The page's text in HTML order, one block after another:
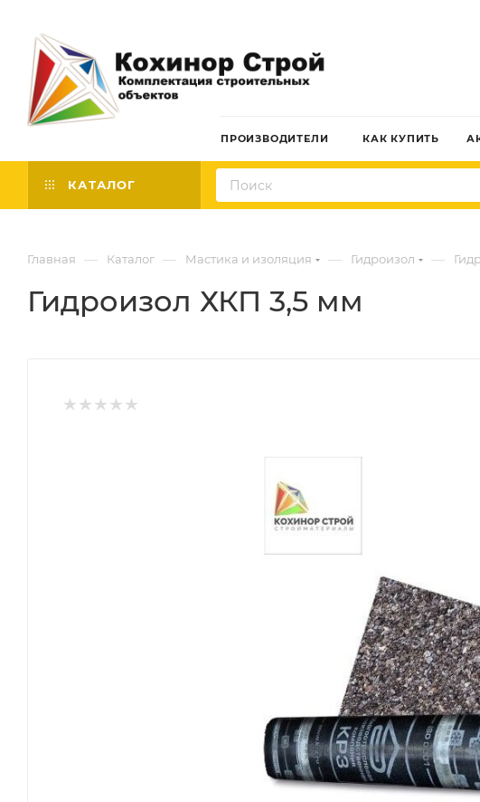
ПРОИЗВОДИТЕЛИ КАК КУПИТЬ
КАТАЛОГ
Главная — Каталог — Мастика и изоляция — Гидроизол —
Гидроизол ХКП 3,5 мм